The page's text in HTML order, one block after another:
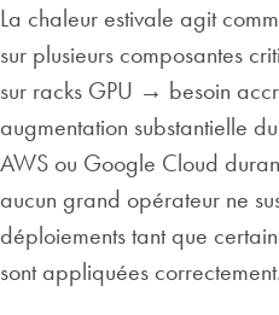
La chaleur estivale agit
sur plusieurs composantes
sur racks GPU → besoin
augmentation substantielle
AWS ou Google Cloud
aucun grand opérateur ne
déploiements tant que
sont appliquées